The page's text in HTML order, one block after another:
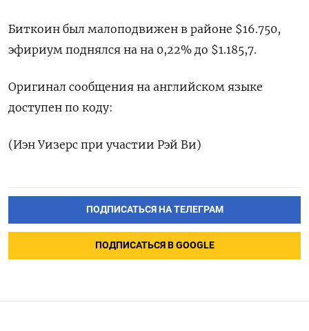
Биткоин был малоподвижен в районе $16.750,
эфириум поднялся на на 0,22% до $1.185,7.
Оригинал сообщения на английском языке
доступен по коду:
(Иэн Уизерс при участии Рэй Ви)
ПОДПИСАТЬСЯ НА ТЕЛЕГРАМ
ПОДПИСАТЬСЯ В GOOGLE